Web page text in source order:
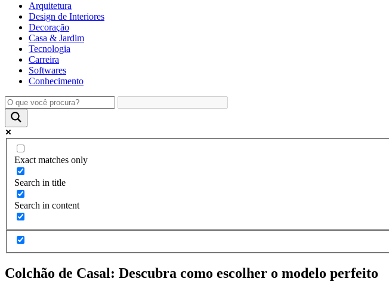
Arquitetura
Design de Interiores
Decoração
Casa & Jardim
Tecnologia
Carreira
Softwares
Conhecimento
Exact matches only
Search in title
Search in content
Colchão de Casal: Descubra como escolher o modelo perfeito